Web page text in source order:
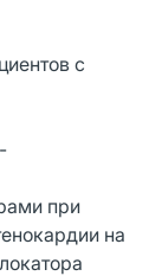
с
при
на